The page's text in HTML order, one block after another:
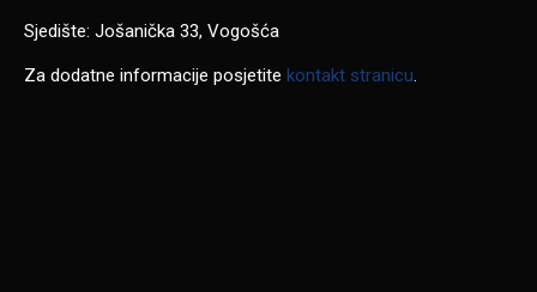
Sjedište: Jošanička 33, Vogošća
Za dodatne informacije posjetite kontakt stranicu.